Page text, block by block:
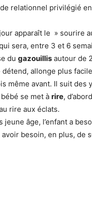
relationnel privilégié
apparaît le » sourire
sera, entre 3 et 6
du gazouillis autour de
détend, allonge plus
même avant. Il suit des
se met à rire,
rire aux éclats.
jeune âge, l’enfant a
avoir besoin, en plus, de